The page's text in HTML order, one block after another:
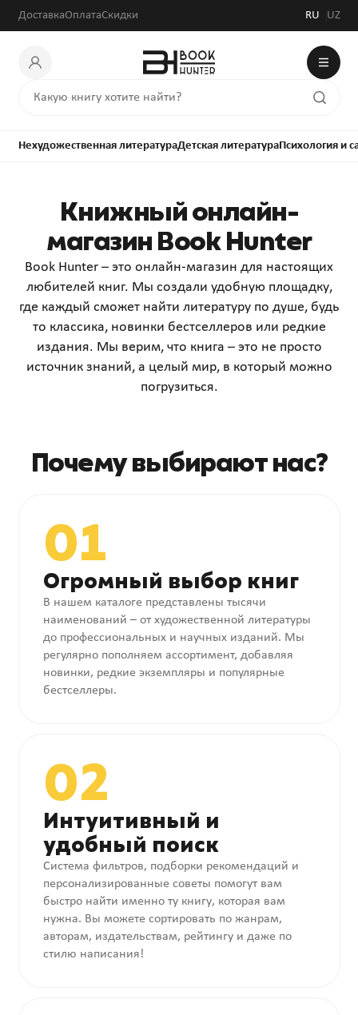
ДоставкаОплатаСкидки RU UZ
Нехудожественная литератураДетская литератураПсихология и
Книжный онлайн-
магазин Book Hunter
Book Hunter – это онлайн-магазин для настоящих
любителей книг. Мы создали удобную площадку,
где каждый сможет найти литературу по душе, будь
то классика, новинки бестселлеров или редкие
издания. Мы верим, что книга – это не просто
источник знаний, а целый мир, в который можно
погрузиться.
Почему выбирают нас?
01
Огромный выбор книг
В нашем каталоге представлены тысячи
наименований – от художественной литературы
до профессиональных и научных изданий. Мы
регулярно пополняем ассортимент, добавляя
новинки, редкие экземпляры и популярные
бестселлеры.
02
Интуитивный и
удобный поиск
Система фильтров, подборки рекомендаций и
персонализированные советы помогут вам
быстро найти именно ту книгу, которая вам
нужна. Вы можете сортировать по жанрам,
авторам, издательствам, рейтингу и даже по
стилю написания!